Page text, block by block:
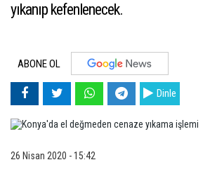
yıkanıp kefenlenecek.
ABONE OL
Dinle
26 Nisan 2020 - 15:42